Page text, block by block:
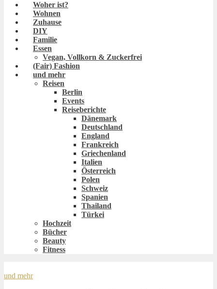
Woher ist?
Wohnen
Zuhause
DIY
Familie
Essen
Vegan, Vollkorn & Zuckerfrei
(Fair) Fashion
und mehr
Reisen
Berlin
Events
Reiseberichte
Dänemark
Deutschland
England
Frankreich
Griechenland
Italien
Österreich
Polen
Schweiz
Spanien
Thailand
Türkei
Hochzeit
Bücher
Beauty
Fitness
und mehr